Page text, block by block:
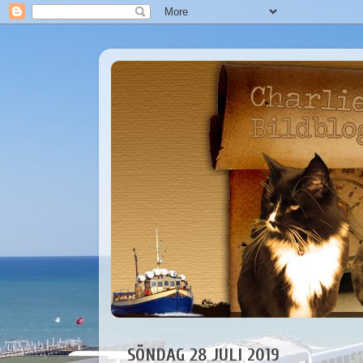
SÖNDAG 28 JULI 2019